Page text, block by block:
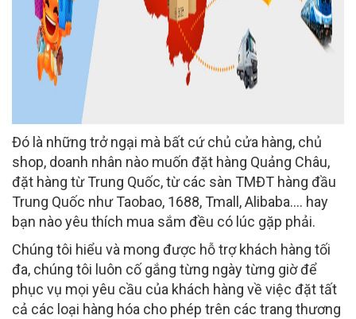
Đó là những trở ngại mà bất cứ chủ cửa hàng, chủ
shop, doanh nhân nào muốn đặt hàng Quảng Châu,
đặt hàng từ Trung Quốc, từ các sàn TMĐT hàng đầu
Trung Quốc như Taobao, 1688, Tmall, Alibaba.... hay
bạn nào yêu thích mua sắm đều có lúc gặp phải.
Chúng tôi hiểu và mong được hỗ trợ khách hàng tối
đa, chúng tôi luôn cố gắng từng ngày từng giờ để
phục vụ mọi yêu cầu của khách hàng về việc đặt tất
cả các loại hàng hóa cho phép trên các trang thương